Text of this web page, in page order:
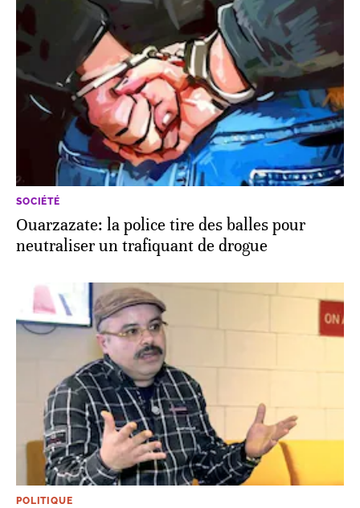
SOCIÉTÉ
Ouarzazate: la police tire des balles pour
neutraliser un trafiquant de drogue
POLITIQUE